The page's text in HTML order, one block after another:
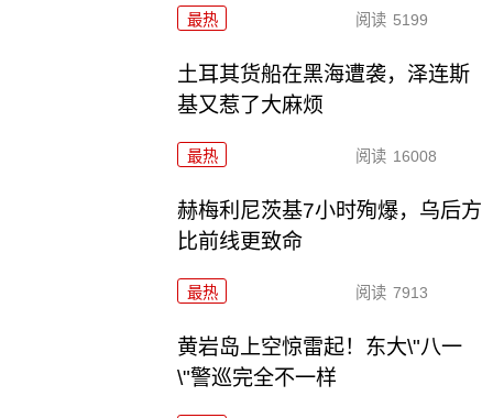
最热 阅读 5199
土耳其货船在黑海遭袭，泽连斯
基又惹了大麻烦
最热 阅读 16008
赫梅利尼茨基7小时殉爆，乌后方
比前线更致命
最热 阅读 7913
黄岩岛上空惊雷起！东大\"八一
\"警巡完全不一样